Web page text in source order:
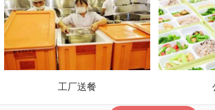
工厂送餐